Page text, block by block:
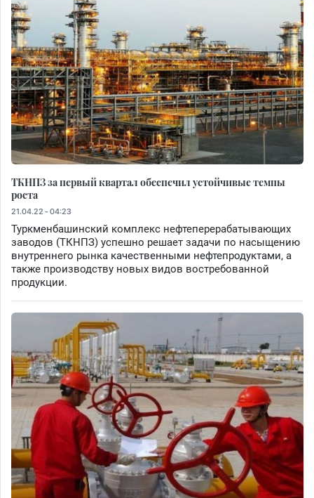
ТКНПЗ за первый квартал обеспечил устойчивые темпы
роста
21.04.22 - 04:23
Туркменбашинский комплекс нефтеперерабатывающих
заводов (ТКНПЗ) успешно решает задачи по насыщению
внутреннего рынка качественными нефтепродуктами, а
также производству новых видов востребованной
продукции.